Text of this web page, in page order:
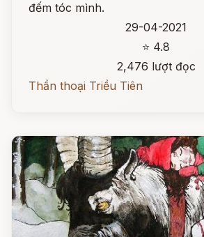
đếm tóc mình.
29-04-2021
⭐ 4.8
2,476 lượt đọc
Thần thoại Triều Tiên